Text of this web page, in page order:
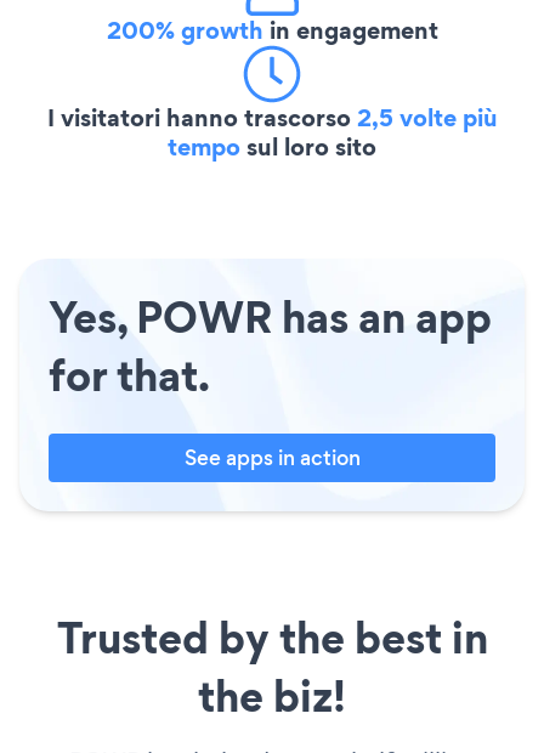
200% growth in engagement
I visitatori hanno trascorso2,5 volte più
temposul loro sito
Yes, POWR has an app
for that.
See apps in action
Trusted by the best in
the biz!